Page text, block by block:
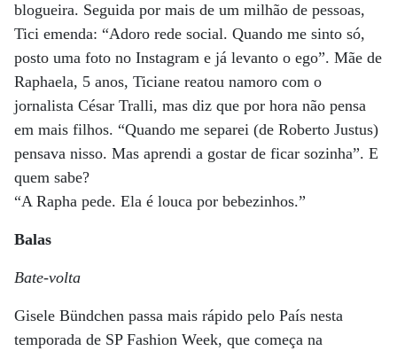
blogueira. Seguida por mais de um milhão de pessoas,
Tici emenda: “Adoro rede social. Quando me sinto só,
posto uma foto no Instagram e já levanto o ego”. Mãe de
Raphaela, 5 anos, Ticiane reatou namoro com o
jornalista César Tralli, mas diz que por hora não pensa
em mais filhos. “Quando me separei (de Roberto Justus)
pensava nisso. Mas aprendi a gostar de ficar sozinha”. E
quem sabe?
“A Rapha pede. Ela é louca por bebezinhos.”
Balas
Bate-volta
Gisele Bündchen passa mais rápido pelo País nesta
temporada de SP Fashion Week, que começa na